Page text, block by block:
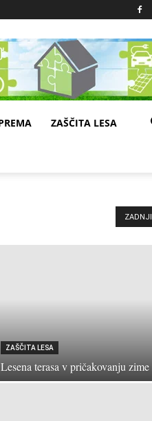
ZAŠČITA LESA
ZADNJI
ZAŠČITA LESA
Lesena terasa v pričakovanju zime